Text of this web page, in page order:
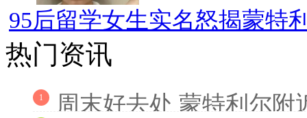
95后留学女生实名怒揭蒙特
热门资讯
1 周末好去处 蒙特利尔附